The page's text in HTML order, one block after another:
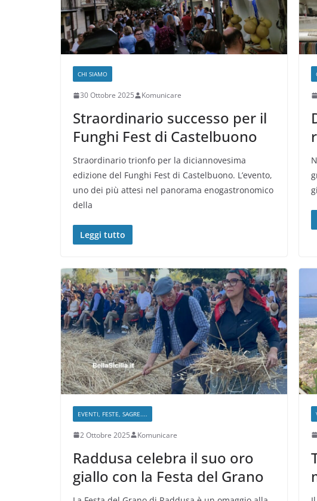
CHI SIAMO
30 Ottobre 2025 Komunicare
Straordinario successo per il
Funghi Fest di Castelbuono
Straordinario trionfo per la diciannovesima
edizione del Funghi Fest di Castelbuono. L’evento,
uno dei più attesi nel panorama enogastronomico
della
Leggi tutto
EVENTI, FESTE, SAGRE....
2 Ottobre 2025 Komunicare
Raddusa celebra il suo oro
giallo con la Festa del Grano